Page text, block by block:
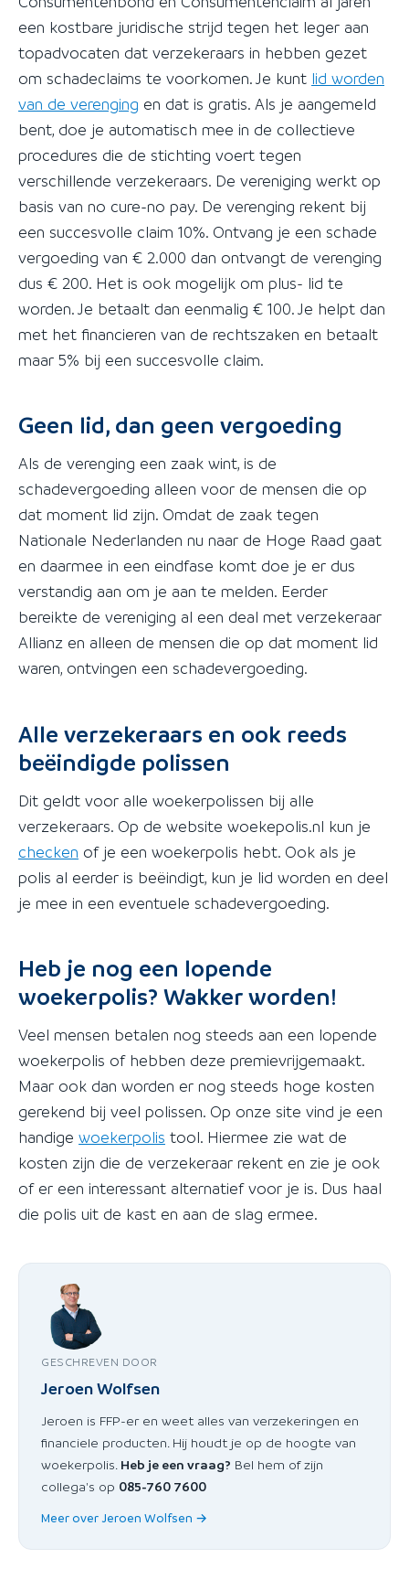
een kostbare juridische strijd tegen het leger aan
topadvocaten dat verzekeraars in hebben gezet
om schadeclaims te voorkomen. Je kunt lid worden
van de verenging en dat is gratis. Als je aangemeld
bent, doe je automatisch mee in de collectieve
procedures die de stichting voert tegen
verschillende verzekeraars. De vereniging werkt op
basis van no cure-no pay. De verenging rekent bij
een succesvolle claim 10%. Ontvang je een schade
vergoeding van € 2.000 dan ontvangt de verenging
dus € 200. Het is ook mogelijk om plus- lid te
worden. Je betaalt dan eenmalig € 100. Je helpt dan
met het financieren van de rechtszaken en betaalt
maar 5% bij een succesvolle claim.
Geen lid, dan geen vergoeding
Als de verenging een zaak wint, is de
schadevergoeding alleen voor de mensen die op
dat moment lid zijn. Omdat de zaak tegen
Nationale Nederlanden nu naar de Hoge Raad gaat
en daarmee in een eindfase komt doe je er dus
verstandig aan om je aan te melden. Eerder
bereikte de vereniging al een deal met verzekeraar
Allianz en alleen de mensen die op dat moment lid
waren, ontvingen een schadevergoeding.
Alle verzekeraars en ook reeds
beëindigde polissen
Dit geldt voor alle woekerpolissen bij alle
verzekeraars. Op de website woekepolis.nl kun je
checken of je een woekerpolis hebt. Ook als je
polis al eerder is beëindigt, kun je lid worden en deel
je mee in een eventuele schadevergoeding.
Heb je nog een lopende
woekerpolis? Wakker worden!
Veel mensen betalen nog steeds aan een lopende
woekerpolis of hebben deze premievrijgemaakt.
Maar ook dan worden er nog steeds hoge kosten
gerekend bij veel polissen. Op onze site vind je een
handige woekerpolis tool. Hiermee zie wat de
kosten zijn die de verzekeraar rekent en zie je ook
of er een interessant alternatief voor je is. Dus haal
die polis uit de kast en aan de slag ermee.
GESCHREVEN DOOR
Jeroen Wolfsen
Jeroen is FFP-er en weet alles van verzekeringen en
financiele producten. Hij houdt je op de hoogte van
woekerpolis. Heb je een vraag? Bel hem of zijn
collega's op 085-760 7600
Meer over Jeroen Wolfsen →